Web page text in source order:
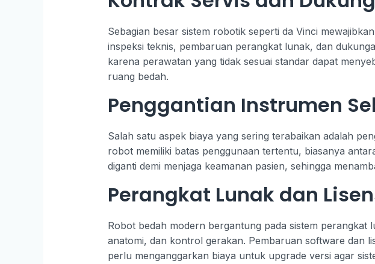
Sebagian besar sistem robotik seperti da Vinci
inspeksi teknis, pembaruan perangkat lunak, dan
karena perawatan yang tidak sesuai standar dapat
ruang bedah.
Penggantian Instrumen
Salah satu aspek biaya yang sering terabaikan adalah
robot memiliki batas penggunaan tertentu, biasanya
diganti demi menjaga keamanan pasien, sehingga
Perangkat Lunak dan
Robot bedah modern bergantung pada sistem
anatomi, dan kontrol gerakan. Pembaruan software dan
perlu menganggarkan biaya untuk upgrade versi agar